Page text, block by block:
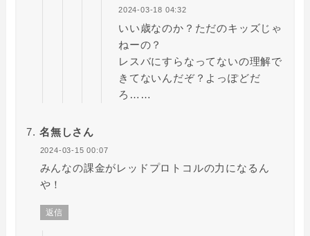
2024-03-18 04:32
いい歳なのか？ただのキッズじゃ
ねーの？
レスバにすらなってないの理解で
きてないんだぞ？よっぽどだ
ろ……
名無しさん
2024-03-15 00:07
みんなの課金がレッドプロトコルの力になるん
や！
返信